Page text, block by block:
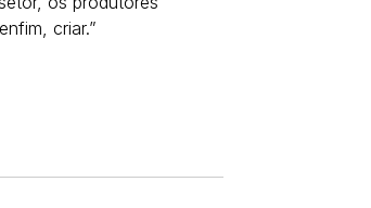
criar.”